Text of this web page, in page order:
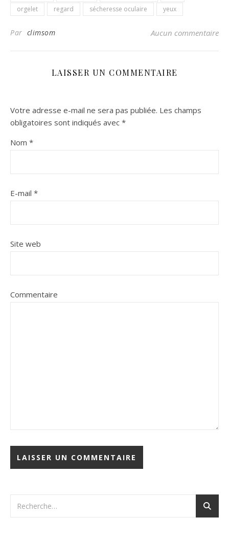
orgelet
regard sécheresse oculaire yeux
Par climsom Aucun commentaire
LAISSER UN COMMENTAIRE
Votre adresse e-mail ne sera pas publiée. Les champs
obligatoires sont indiqués avec *
Nom *
E-mail *
Site web
Commentaire